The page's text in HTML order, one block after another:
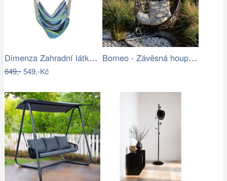
Dimenza Zahradní látková houpačka…
649,-549,-Kč
Borneo - Závěsná houpačka (grafit) |…